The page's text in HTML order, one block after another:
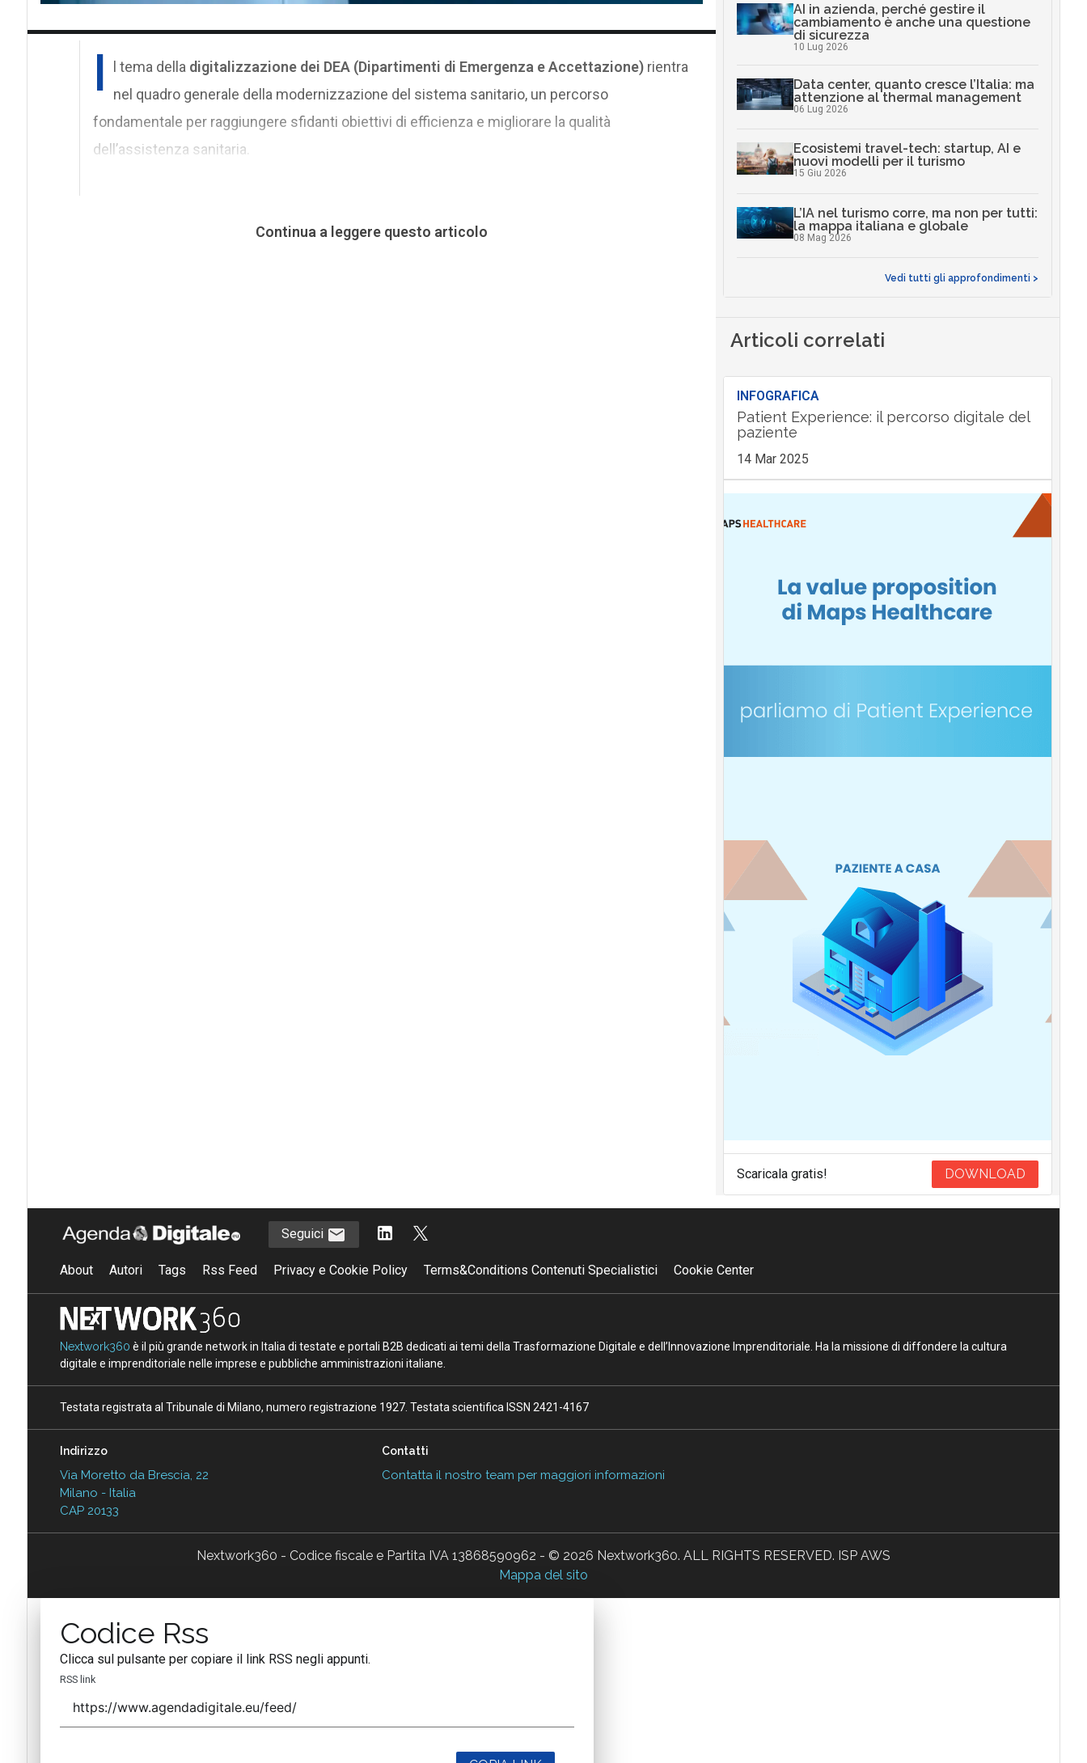
I l tema della digitalizzazione dei DEA (Dipartimenti di Emergenza e Accettazione)rientra
nel quadro generale della modernizzazione del sistema sanitario, un percorso
fondamentale per raggiungere sfidanti obiettivi di efficienza e migliorare la qualità
dell’assistenza sanitaria.
Continua a leggere questo articolo
AI in azienda, perché gestire il
cambiamento è anche una questione
di sicurezza
10 Lug 2026
Data center, quanto cresce l’Italia: ma
attenzione al thermal management
06 Lug 2026
Ecosistemi travel-tech: startup, AI e
nuovi modelli per il turismo
15 Giu 2026
L’IA nel turismo corre, ma non per tutti:
la mappa italiana e globale
08 Mag 2026
Vedi tutti gli approfondimenti >
Articoli correlati
INFOGRAFICA
Patient Experience: il percorso digitale del
paziente
14 Mar 2025
Scaricala gratis! DOWNLOAD
Seguici
About Autori Tags Rss Feed Privacy e Cookie Policy Terms&Conditions Contenuti Specialistici Cookie Center
Nextwork360 è il più grande network in Italia di testate e portali B2B dedicati ai temi della Trasformazione Digitale e dell’Innovazione Imprenditoriale. Ha la missione di diffondere la cultura
digitale e imprenditoriale nelle imprese e pubbliche amministrazioni italiane.
Testata registrata al Tribunale di Milano, numero registrazione 1927. Testata scientifica ISSN 2421-4167
Indirizzo
Via Moretto da Brescia, 22
Milano - Italia
CAP 20133
Contatti
Contatta il nostro team per maggiori informazioni
Nextwork360 - Codice fiscale e Partita IVA 13868590962 - © 2026 Nextwork360. ALL RIGHTS RESERVED. ISP AWS
Mappa del sito
Codice Rss
Clicca sul pulsante per copiare il link RSS negli appunti.
RSS link